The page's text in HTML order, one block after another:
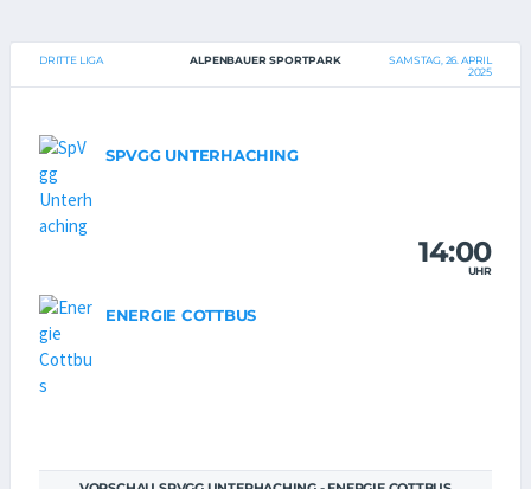
DRITTE LIGA ALPENBAUER SPORTPARK
SAMSTAG, 26. APRIL
2025
SPVGG UNTERHACHING
14:00
UHR
ENERGIE COTTBUS